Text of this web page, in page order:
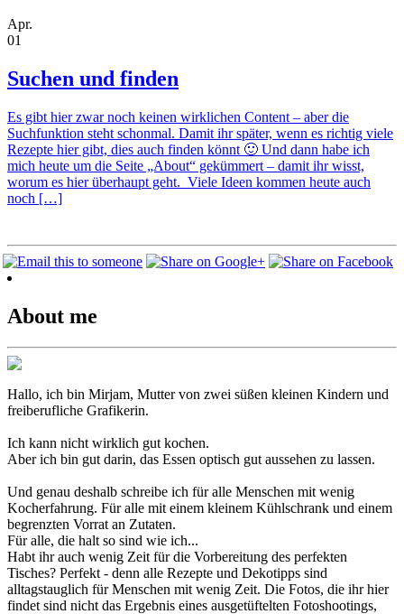
Apr.
01
Suchen und finden
Es gibt hier zwar noch keinen wirklichen Content – aber die
Suchfunktion steht schonmal. Damit ihr später, wenn es richtig viele
Rezepte hier gibt, dies auch finden könnt 🙂 Und dann habe ich
mich heute um die Seite „About“ gekümmert – damit ihr wisst,
worum es hier überhaupt geht. Viele Ideen kommen heute auch
noch […]
About me
Hallo, ich bin Mirjam, Mutter von zwei süßen kleinen Kindern und
freiberufliche Grafikerin.
Ich kann nicht wirklich gut kochen.
Aber ich bin gut darin, das Essen optisch gut aussehen zu lassen.
Und genau deshalb schreibe ich für alle Menschen mit wenig
Kocherfahrung. Für alle mit einem kleinem Kühlschrank und einem
begrenzten Vorrat an Zutaten.
Für alle, die halt so sind wie ich...
Habt ihr auch wenig Zeit für die Vorbereitung des perfekten
Tisches? Perfekt - denn alle Rezepte und Dekotipps sind
alltagstauglich für Menschen mit wenig Zeit. Die Fotos, die ihr hier
findet sind nicht das Ergebnis eines ausgetüftelten Fotoshootings,